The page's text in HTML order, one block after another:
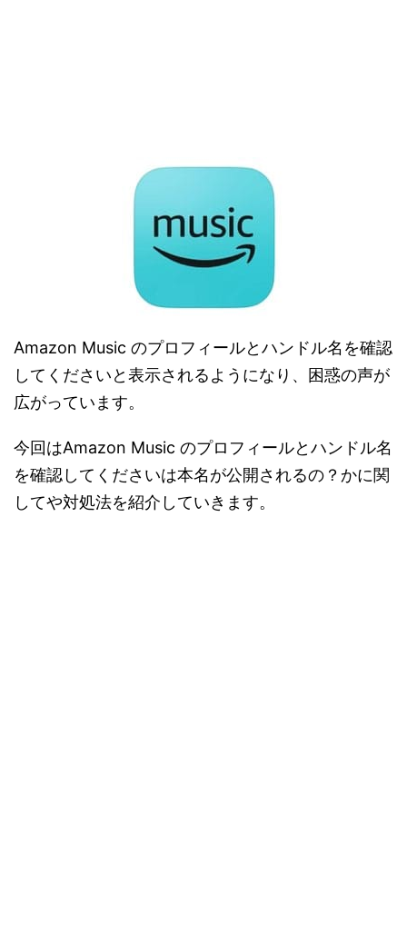
Amazon Music のプロフィールとハンドル名を確認
してくださいと表示されるようになり、困惑の声が
広がっています。
今回はAmazon Music のプロフィールとハンドル名
を確認してくださいは本名が公開されるの？かに関
してや対処法を紹介していきます。